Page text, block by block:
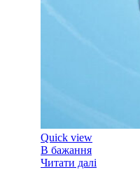
Quick view
В бажання
Читати далі